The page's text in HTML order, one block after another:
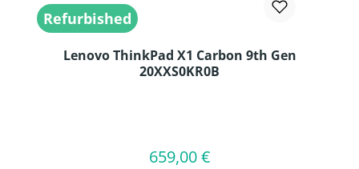
Refurbished
Lenovo ThinkPad X1 Carbon 9th Gen
20XXS0KR0B
Regulärer Preis:
659,00 €
In den Warenkorb